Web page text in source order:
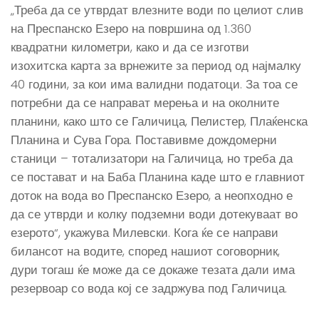
„Треба да се утврдат влезните води по целиот слив
на Преспанско Езеро на површина од 1.360
квадратни километри, како и да се изготви
изохитска карта за врнежите за период од најмалку
40 години, за кои има валидни податоци. За тоа се
потребни да се направат мерења и на околните
планини, како што се Галичица, Пелистер, Плаќенска
Планина и Сува Гора. Поставивме дождомерни
станици – тотализатори на Галичица, но треба да
се постават и на Баба Планина каде што е главниот
доток на вода во Преспанско Езеро, а неопходно е
да се утврди и колку подземни води дотекуваат во
езерото“, укажува Милевски. Кога ќе се направи
билансот на водите, според нашиот соговорник,
дури тогаш ќе може да се докаже тезата дали има
резервоар со вода кој се задржува под Галичица.